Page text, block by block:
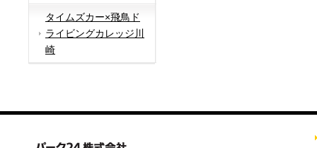
タイムズカー×飛鳥ド
ライビングカレッジ川
崎